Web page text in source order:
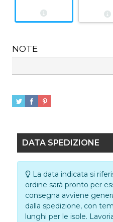
NOTE
DATA SPEDIZIONE
La data indicata si
ordine sarà pronto per
consegna avviene
dalla spedizione, con
lunghi per le isole.